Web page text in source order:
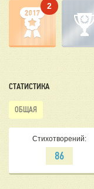
2
СТАТИСТИКА
ОБЩАЯ
Стихотворений:
86